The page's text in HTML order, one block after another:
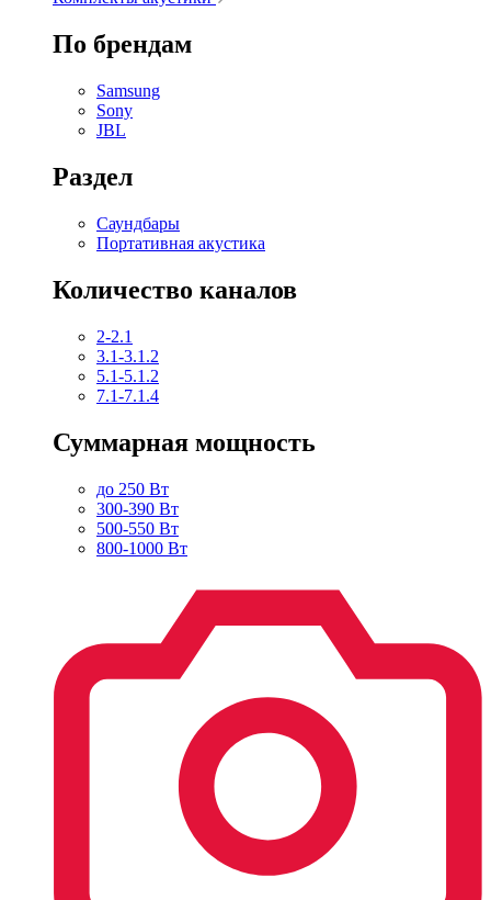
По брендам
Samsung
Sony
JBL
Раздел
Саундбары
Портативная акустика
Количество каналов
2-2.1
3.1-3.1.2
5.1-5.1.2
7.1-7.1.4
Суммарная мощность
до 250 Вт
300-390 Вт
500-550 Вт
800-1000 Вт